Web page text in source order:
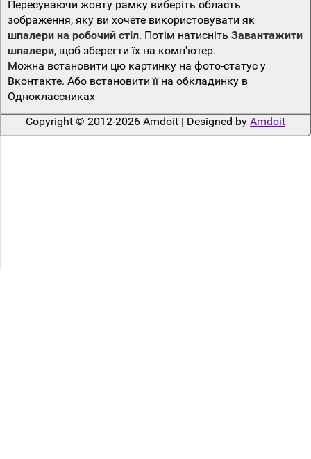
Пересуваючи жовту рамку виберіть область
зображення, яку ви хочете використовувати як
шпалери на робочий стіл. Потім натисніть Завантажити
шпалери, щоб зберегти їх на комп'ютер.
Можна встановити цю картинку на фото-статус у
Вконтакте. Або встановити її на обкладинку в
Одноклассниках
Copyright © 2012-2026 Amdoit | Designed by Amdoit